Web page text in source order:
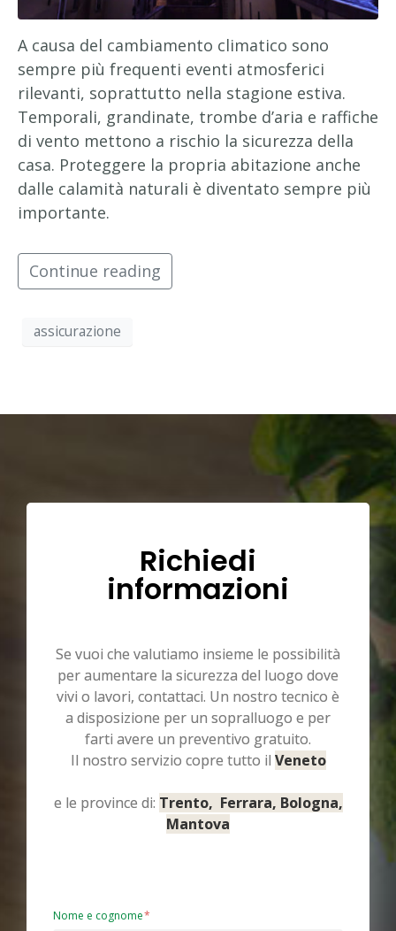
A causa del cambiamento climatico sono
sempre più frequenti eventi atmosferici
rilevanti, soprattutto nella stagione estiva.
Temporali, grandinate, trombe d’aria e raffiche
di vento mettono a rischio la sicurezza della
casa. Proteggere la propria abitazione anche
dalle calamità naturali è diventato sempre più
importante.
Continue reading
assicurazione
Richiedi
informazioni
Se vuoi che valutiamo insieme le possibilità
per aumentare la sicurezza del luogo dove
vivi o lavori, contattaci. Un nostro tecnico è
a disposizione per un sopralluogo e per
farti avere un preventivo gratuito.
Il nostro servizio copre tutto il Veneto
e le province di: Trento, Ferrara, Bologna,
Mantova
Nome e cognome